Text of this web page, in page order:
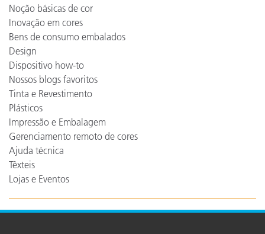
Noção básicas de cor
Inovação em cores
Bens de consumo embalados
Design
Dispositivo how-to
Nossos blogs favoritos
Tinta e Revestimento
Plásticos
Impressão e Embalagem
Gerenciamento remoto de cores
Ajuda técnica
Têxteis
Lojas e Eventos